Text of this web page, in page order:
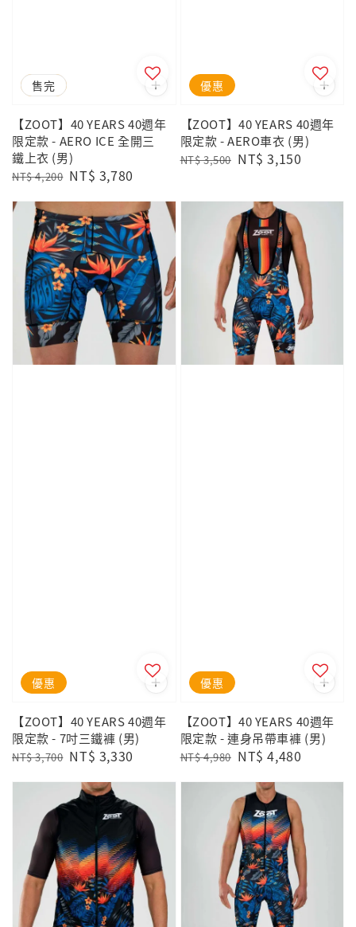
優惠
售完
【ZOOT】40 YEARS 40週年
限定款 - AERO ICE 全開三
鐵上衣 (男)
Regular
NT$ 4,200 Sale
NT$ 3,780
優惠
【ZOOT】40 YEARS 40週年
限定款 - AERO車衣 (男)
Regular
NT$ 3,500 Sale
NT$ 3,150
優惠
【ZOOT】40 YEARS 40週年
限定款 - 7吋三鐵褲 (男)
Regular
NT$ 3,700 Sale
NT$ 3,330
優惠
【ZOOT】40 YEARS 40週年
限定款 - 連身吊帶車褲 (男)
Regular
NT$ 4,980 Sale
NT$ 4,480